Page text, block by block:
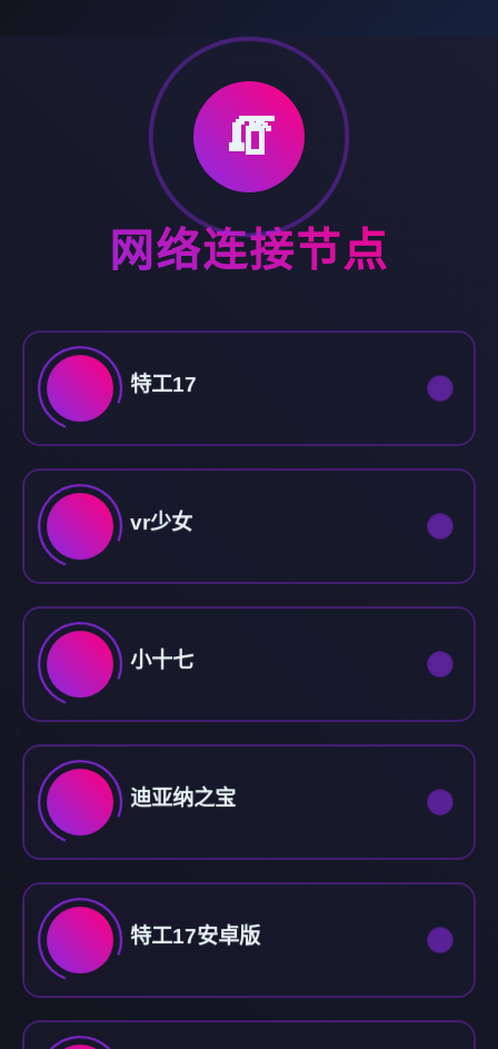
🧯
网络连接节点
特工17
vr少女
小十七
迪亚纳之宝
特工17安卓版